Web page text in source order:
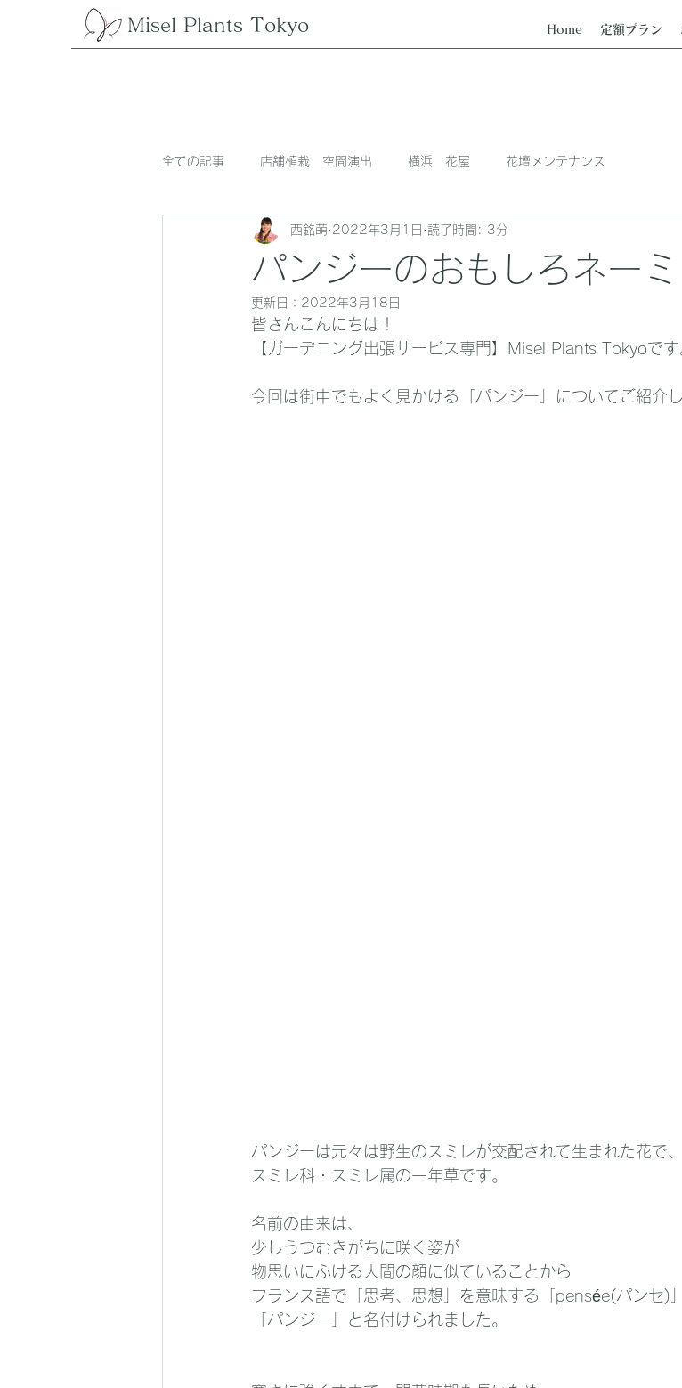
Misel Plants Tokyo Home 定額プラン
全ての記事 店舗植栽 空間演出 横浜 花屋 花壇メンテナンス
パンジーのおもしろネー
西銘萌 2022年3月1日 読了時間: 3分
更新日： 2022年3月18日
皆さんこんにちは！
【ガーデニング出張サービス専門】Misel Plants Tokyoです
今回は街中でもよく見かける「パンジー」についてご紹介し
パンジーは元々は野生のスミレが交配されて生まれた花で、
スミレ科・スミレ属の一年草です。
名前の由来は、
少しうつむきがちに咲く姿が
物思いにふける人間の顔に似ていることから
フランス語で「思考、思想」を意味する「pensée(パンセ)
「パンジー」と名付けられました。